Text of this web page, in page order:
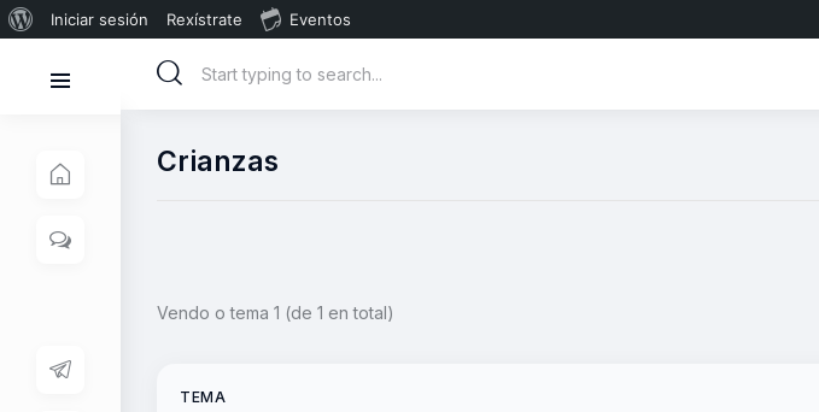
Iniciar sesión Rexístrate Eventos
Crianzas
Vendo o tema 1 (de 1 en total)
TEMA